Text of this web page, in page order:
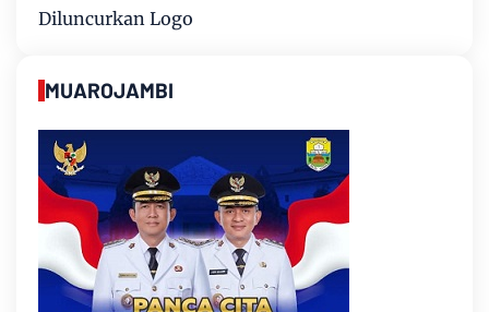
Diluncurkan Logo
MUAROJAMBI